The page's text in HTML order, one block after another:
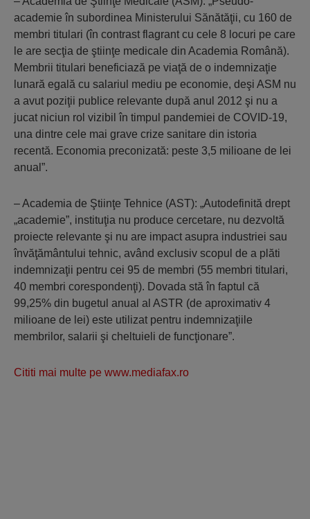
academie în subordinea Ministerului Sănătăţii, cu 160 de
membri titulari (în contrast flagrant cu cele 8 locuri pe care
le are secţia de ştiinţe medicale din Academia Română).
Membrii titulari beneficiază pe viaţă de o indemnizaţie
lunară egală cu salariul mediu pe economie, deşi ASM nu
a avut poziţii publice relevante după anul 2012 şi nu a
jucat niciun rol vizibil în timpul pandemiei de COVID-19,
una dintre cele mai grave crize sanitare din istoria
recentă. Economia preconizată: peste 3,5 milioane de lei
anual”.
– Academia de Ştiinţe Tehnice (AST): „Autodefinită drept
„academie”, instituţia nu produce cercetare, nu dezvoltă
proiecte relevante şi nu are impact asupra industriei sau
învăţământului tehnic, având exclusiv scopul de a plăti
indemnizaţii pentru cei 95 de membri (55 membri titulari,
40 membri corespondenţi). Dovada stă în faptul că
99,25% din bugetul anual al ASTR (de aproximativ 4
milioane de lei) este utilizat pentru indemnizaţiile
membrilor, salarii şi cheltuieli de funcţionare”.
Cititi mai multe pe www.mediafax.ro